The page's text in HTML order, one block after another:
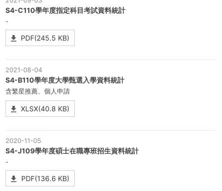
S4-C110學年度指定科目考試資料統計
-
PDF(245.5 KB)
2021-08-04
S4-B110學年度大學甄選入學資料統計
含繁星推薦、個人申請
XLSX(40.8 KB)
2020-11-05
S4-J109學年度碩士在職專班招生資料統計
-
PDF(136.6 KB)